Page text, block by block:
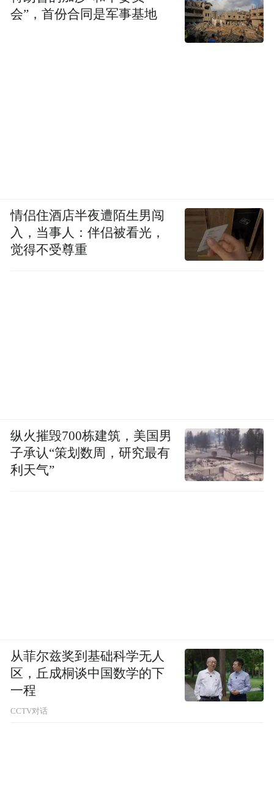
会”，首份合同是军事基地
情侣住酒店半夜遭陌生男闯
入，当事人：伴侣被看光，
觉得不受尊重
纵火摧毁700栋建筑，美国男
子承认“策划数周，研究最有
利天气”
从菲尔兹奖到基础科学无人
区，丘成桐谈中国数学的下
一程
CCTV对话